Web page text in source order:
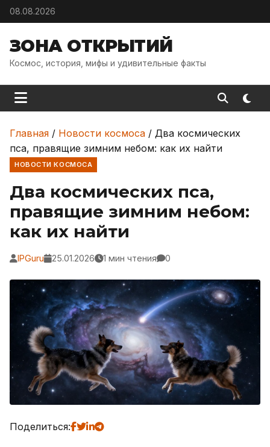
Skip to content
08.08.2026
ЗОНА ОТКРЫТИЙ
Космос, история, мифы и удивительные факты
Главная / Новости космоса / Два космических
пса, правящие зимним небом: как их найти
НОВОСТИ КОСМОСА
Два космических пса,
правящие зимним небом:
как их найти
IPGuru 25.01.2026 1 мин чтения 0
Поделиться: